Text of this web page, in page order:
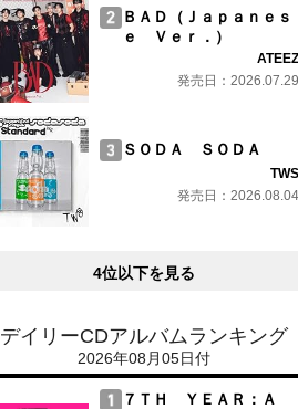
ＢＡＤ（Ｊａｐａｎｅｓ
ｅ Ｖｅｒ．）
ATEEZ
発売日：2026.07.29
ＳＯＤＡ ＳＯＤＡ
TWS
発売日：2026.08.04
4位以下を見る
デイリーCDアルバムランキング
2026年08月05日付
７ＴＨ ＹＥＡＲ：Ａ